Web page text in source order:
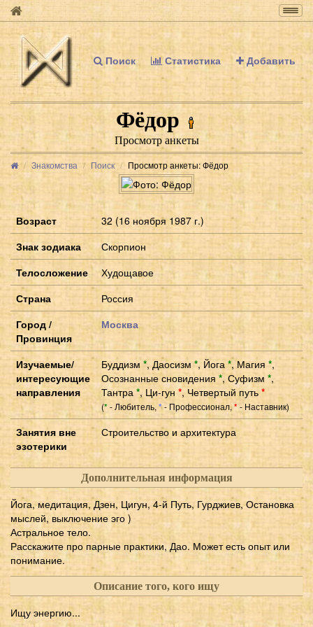
Поиск Статистика Добавить
Фёдор
Просмотр анкеты
Знакомства Поиск Просмотр анкеты: Фёдор
Возраст
32 (16 ноября 1987 г.)
Знак зодиака
Скорпион
Телосложение
Худощавое
Страна
Россия
Город /
Провинция
Москва
Изучаемые/
интересующие
направления
Буддизм*,Даосизм *, Йога*,Магия *,
Осознанные сновидения *, Суфизм *,
Тантра *, Ци-гун *, Четвертый путь *
(*- Любитель, *- Профессионал,*- Наставник)
Занятия вне
эзотерики
Строительство и архитектура
Дополнительная информация
Йога, медитация, Дзен, Цигун, 4-й Путь, Гурджиев, Остановка
мыслей, выключение эго )
Астральное тело.
Расскажите про парные практики, Дао. Может есть опыт или
понимание.
Описание того, кого ищу
Ищу энергию...